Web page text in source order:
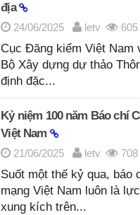
địa
24/06/2025 letv 605
Cục Đăng kiểm Việt Nam
Bộ Xây dựng dự thảo
định đặc...
Kỷ niệm 100 năm Báo chí
Việt Nam
21/06/2025 letv 708
Suốt một thế kỷ qua, báo
mạng Việt Nam luôn là
xung kích trên...